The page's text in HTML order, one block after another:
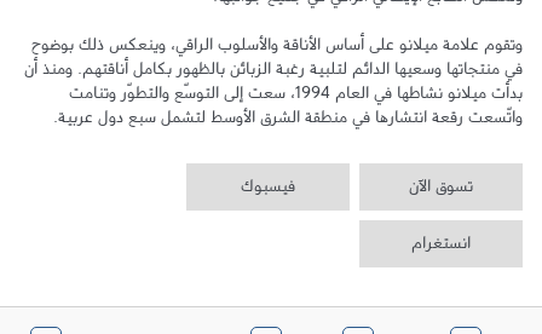
واتّسعت رقعة انتشارها في منطقة الشرق الأوسط لتشمل سبع دول عربية.
تسوق الآن فيسبوك
انستغرام